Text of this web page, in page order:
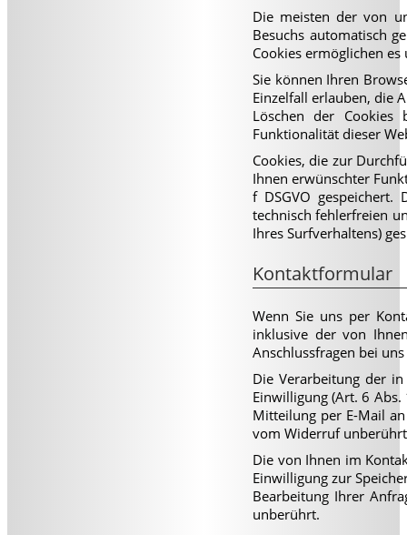
Die meisten der von
Besuchs automatisch
Cookies ermöglichen
Sie können Ihren
Einzelfall erlauben, die
Löschen der
Funktionalität dieser
Cookies, die zur
Ihnen erwünschter
f DSGVO gespeichert.
technisch fehlerfreien
Ihres Surfverhaltens)
Kontaktformular
Wenn Sie uns per
inklusive der von
Anschlussfragen bei
Die Verarbeitung der
Einwilligung (Art. 6
Mitteilung per E-Mail
vom Widerruf
Die von Ihnen im
Einwilligung zur
Bearbeitung Ihrer
unberührt.